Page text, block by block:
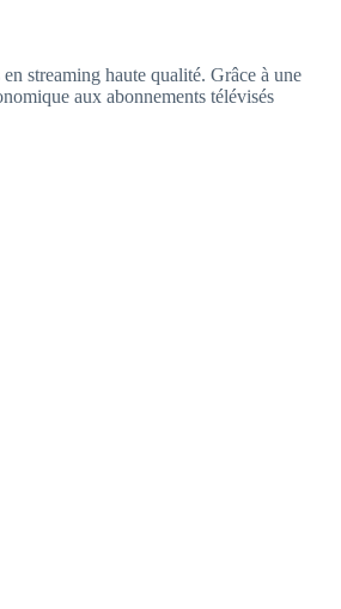
streaming haute qualité. Grâce à une
aux abonnements télévisés